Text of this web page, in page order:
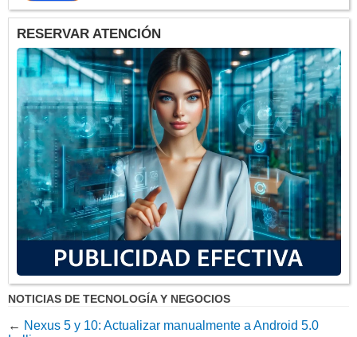
RESERVAR ATENCIÓN
NOTICIAS DE TECNOLOGÍA Y NEGOCIOS
← Nexus 5 y 10: Actualizar manualmente a Android 5.0